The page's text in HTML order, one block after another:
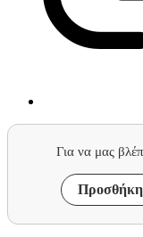
Για να μας
Προσθήκη